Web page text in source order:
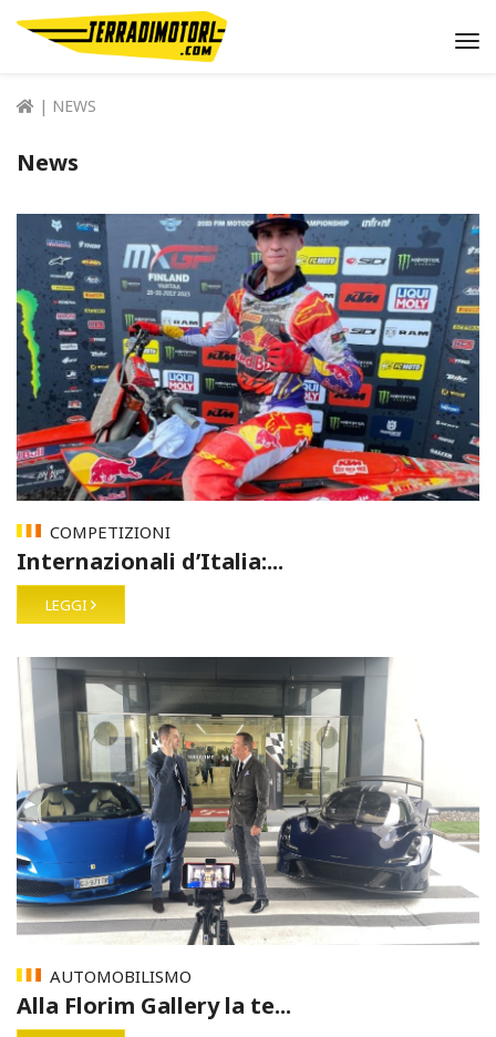
| NEWS
News
COMPETIZIONI
Internazionali d’Italia:...
LEGGI
AUTOMOBILISMO
Alla Florim Gallery la te...